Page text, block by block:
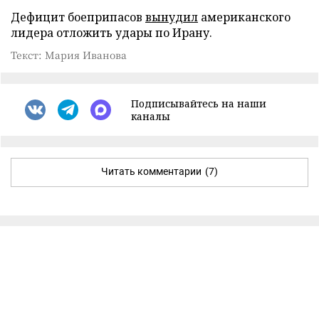
Дефицит боеприпасов вынудил американского
лидера отложить удары по Ирану.
Текст: Мария Иванова
Подписывайтесь на наши
каналы
Читать комментарии (7)